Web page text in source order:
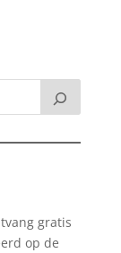
gratis
op de